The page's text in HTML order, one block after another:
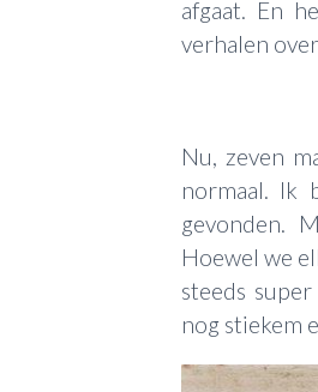
afgaat. En
verhalen
Nu, zeven
normaal. Ik
gevonden.
Hoewel we
steeds
nog stiekem